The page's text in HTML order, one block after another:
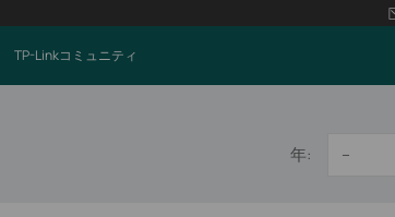
TP-Linkコミュニティ
年: --